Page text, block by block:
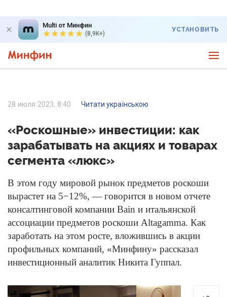
Multi от Минфин
(8,9K+)
УСТАНОВИТЬ
28 июля 2023, 8:40 Читати українською
«Роскошные» инвестиции: как
зарабатывать на акциях и товарах
сегмента «люкс»
В этом году мировой рынок предметов роскоши
вырастет на 5−12%, — говорится в новом отчете
консалтинговой компании Bain и итальянской
ассоциации предметов роскоши Altagamma. Как
заработать на этом росте, вложившись в акции
профильных компаний, «Минфину» рассказал
инвестиционный аналитик Никита Гуппал.